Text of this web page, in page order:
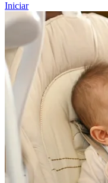
Iniciar